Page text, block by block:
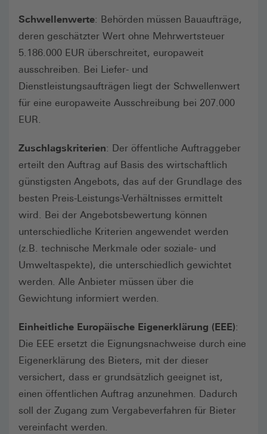
Schwellenwerte: Behörden müssen Bauaufträge,
deren geschätzter Wert ohne Mehrwertsteuer
5.186.000 EUR überschreitet, europaweit
ausschreiben. Bei Liefer- und
Dienstleistungsaufträgen liegt der Schwellenwert
für eine europaweite Ausschreibung bei 207.000
EUR.
Zuschlagskriterien: Der öffentliche Auftraggeber
erteilt den Auftrag auf Basis des wirtschaftlich
günstigsten Angebots, das auf der Grundlage des
besten Preis-Leistungs-Verhältnisses ermittelt
wird. Bei der Angebotsbewertung können
unterschiedliche Kriterien angewendet werden
(z.B. technische Merkmale oder soziale- und
Umweltaspekte), die unterschiedlich gewichtet
werden. Alle Anbieter müssen über die
Gewichtung informiert werden.
Einheitliche Europäische Eigenerklärung (EEE):
Die EEE ersetzt die Eignungsnachweise durch eine
Eigenerklärung des Bieters, mit der dieser
versichert, dass er grundsätzlich geeignet ist,
einen öffentlichen Auftrag anzunehmen. Dadurch
soll der Zugang zum Vergabeverfahren für Bieter
vereinfacht werden.